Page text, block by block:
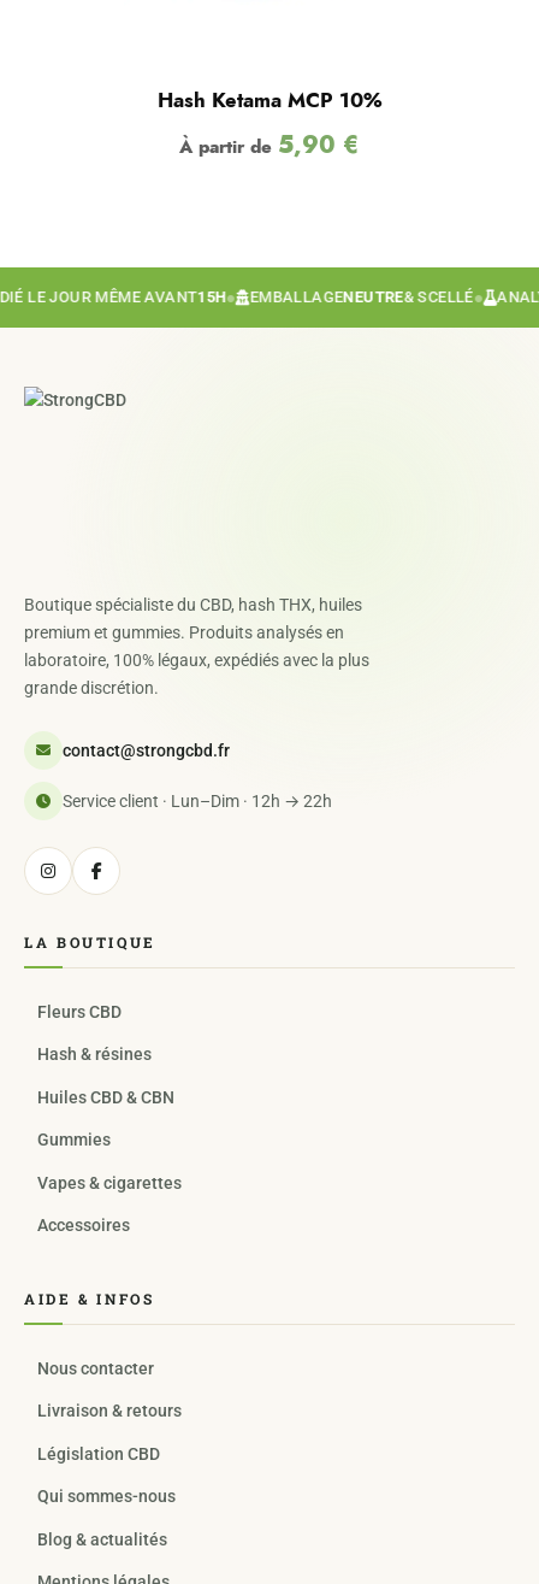
Hash Ketama MCP 10%
À partir de 5,90 €
LE JOUR MÊME AVANT15H● EMBALLAGENEUTRE& SCELLÉ●
Boutique spécialiste du CBD, hash THX, huiles
premium et gummies. Produits analysés en
laboratoire, 100% légaux, expédiés avec la plus
grande discrétion.
contact@strongcbd.fr
Service client · Lun–Dim · 12h → 22h
LA BOUTIQUE
Fleurs CBD
Hash & résines
Huiles CBD & CBN
Gummies
Vapes & cigarettes
Accessoires
AIDE & INFOS
Nous contacter
Livraison & retours
Législation CBD
Qui sommes-nous
Blog & actualités